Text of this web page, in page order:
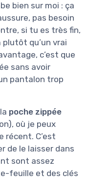
bien sur moi : ça
pas besoin
si tu es très fin,
qu’un vrai
c’est que
sans avoir
pantalon trop
poche zippée
où je peux
récent. C’est
de le laisser dans
sont assez
feuille et des clés